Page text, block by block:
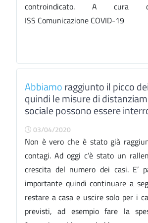
controindicato. A cura
ISS Comunicazione COVID-19
Abbiamoraggiunto il picco
quindi le misure di
sociale possono essere
03/04/2020
Non è vero che è stato già
contagi. Ad oggi c’è stato un
crescita del numero dei casi. E’
importante quindi continuare a
restare a casa e uscire solo per i
previsti, ad esempio fare la